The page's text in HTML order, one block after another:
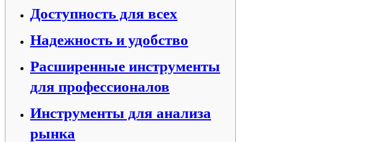
Доступность для всех
Надежность и удобство
Расширенные инструменты
для профессионалов
Инструменты для анализа
рынка